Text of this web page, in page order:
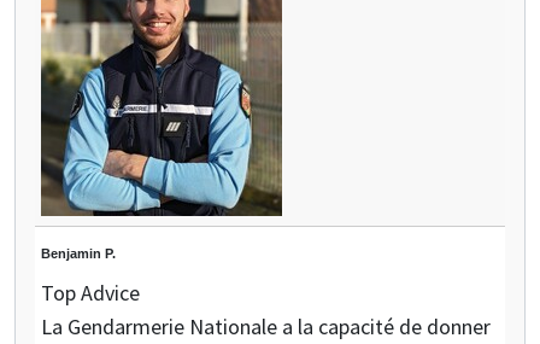
Benjamin P.
Top Advice
La Gendarmerie Nationale a la capacité de donner